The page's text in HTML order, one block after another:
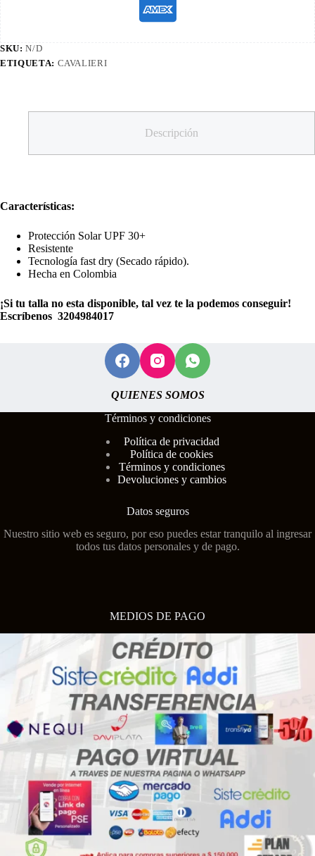
SKU:N/D
ETIQUETA: CAVALIERI
Descripción
Características:
Protección Solar UPF 30+
Resistente
Tecnología fast dry (Secado rápido).
Hecha en Colombia
¡Si tu talla no esta disponible, tal vez te la podemos conseguir!
Escríbenos 3204984017
QUIENES SOMOS
Términos y condiciones
Política de privacidad
Política de cookies
Términos y condiciones
Devoluciones y cambios
Datos seguros
Nuestro sitio web es seguro, por eso puedes estar tranquilo al ingresar
todos tus datos personales y de pago.
MEDIOS DE PAGO